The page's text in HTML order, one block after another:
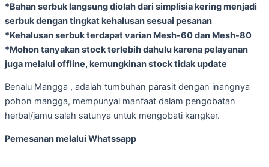
*Bahan serbuk langsung diolah dari simplisia kering menjadi
serbuk dengan tingkat kehalusan sesuai pesanan
*Kehalusan serbuk terdapat varian Mesh-60 dan Mesh-80
*Mohon tanyakan stock terlebih dahulu karena pelayanan
juga melalui offline, kemungkinan stock tidak update
Benalu Mangga , adalah tumbuhan parasit dengan inangnya
pohon mangga, mempunyai manfaat dalam pengobatan
herbal/jamu salah satunya untuk mengobati kangker.
Pemesanan melalui Whatssapp